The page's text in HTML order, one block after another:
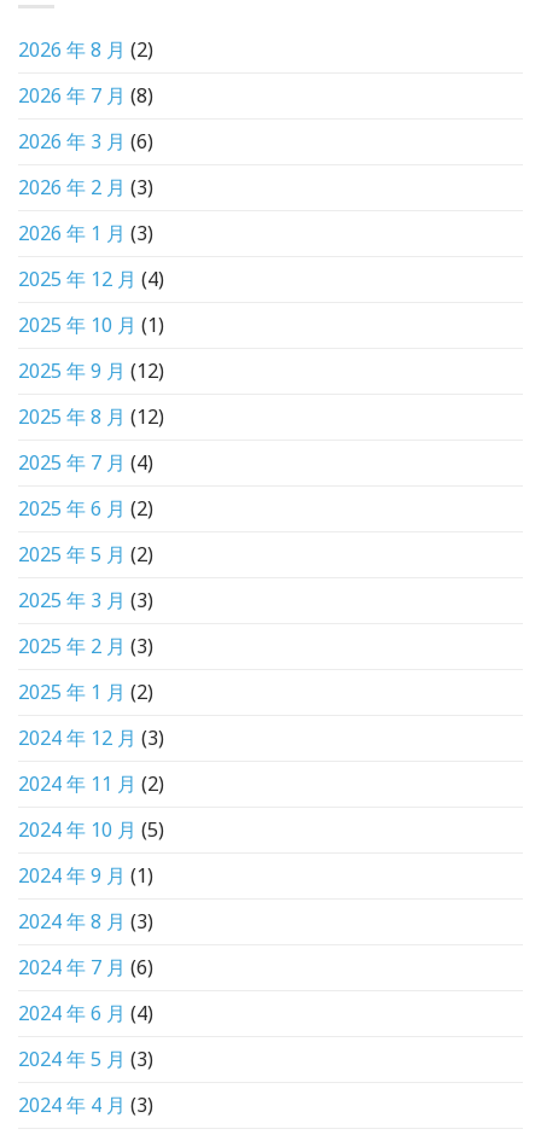
2026 年 8 月 (2)
2026 年 7 月 (8)
2026 年 3 月 (6)
2026 年 2 月 (3)
2026 年 1 月 (3)
2025 年 12 月 (4)
2025 年 10 月 (1)
2025 年 9 月 (12)
2025 年 8 月 (12)
2025 年 7 月 (4)
2025 年 6 月 (2)
2025 年 5 月 (2)
2025 年 3 月 (3)
2025 年 2 月 (3)
2025 年 1 月 (2)
2024 年 12 月 (3)
2024 年 11 月 (2)
2024 年 10 月 (5)
2024 年 9 月 (1)
2024 年 8 月 (3)
2024 年 7 月 (6)
2024 年 6 月 (4)
2024 年 5 月 (3)
2024 年 4 月 (3)